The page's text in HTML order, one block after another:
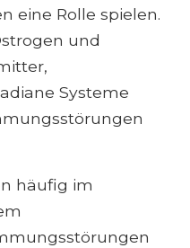
eine Rolle spielen.
und
Systeme
häufig im